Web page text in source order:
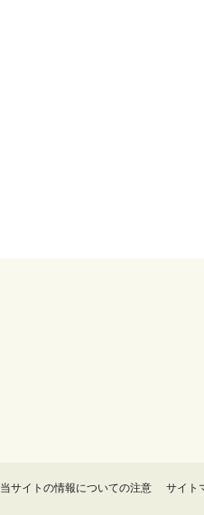
当サイトの情報についての注意 サイト